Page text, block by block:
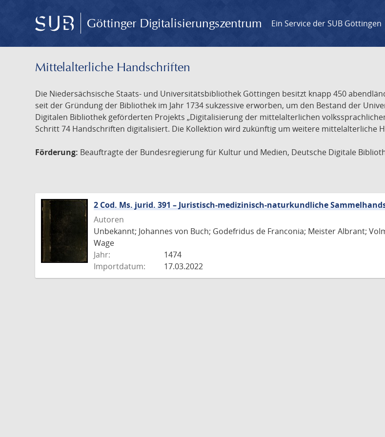
Göttinger Digitalisierungszentrum Ein Service der SUB Göttingen
Mittelalterliche Handschriften
Die Niedersächsische Staats- und Universitätsbibliothek Göttingen besitzt knapp 450
seit der Gründung der Bibliothek im Jahr 1734 sukzessive erworben, um den Bestand der
Digitalen Bibliothek geförderten Projekts „Digitalisierung der mittelalterlichen
Schritt 74 Handschriften digitalisiert. Die Kollektion wird zukünftig um weitere mittelalterliche
Förderung: Beauftragte der Bundesregierung für Kultur und Medien, Deutsche Digitale
2 Cod. Ms. jurid. 391 – Juristisch-medizinisch-naturkundliche
Autoren
Unbekannt; Johannes von Buch; Godefridus de Franconia; Meister Albrant;
Wage
Jahr:
1474
Importdatum:
17.03.2022